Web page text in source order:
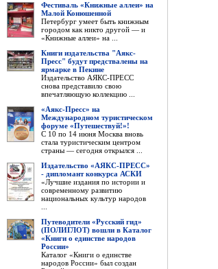
Фестиваль «Книжные аллеи» на
Малой Конюшенной
Петербург умеет быть книжным
городом как никто другой — и
«Книжные аллеи» на ...
Книги издательства "Аякс-
Пресс" будут предствалены на
ярмарке в Пекине
Издательство АЯКС-ПРЕСС
снова представило свою
впечатляющую коллекцию ...
«Аякс-Пресс» на
Международном туристическом
форуме «Путешествуй!»!
С 10 по 14 июня Москва вновь
стала туристическим центром
страны — сегодня открылся ...
Издательство «АЯКС-ПРЕСС»
- дипломант конкурса АСКИ
«Лучшие издания по истории и
современному развитию
национальных культур народов
Путеводители «Русский гид»
(ПОЛИГЛОТ) вошли в Каталог
«Книги о единстве народов
России»
Каталог «Книги о единстве
народов России» был создан